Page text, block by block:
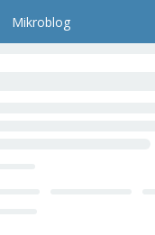
Mikroblog